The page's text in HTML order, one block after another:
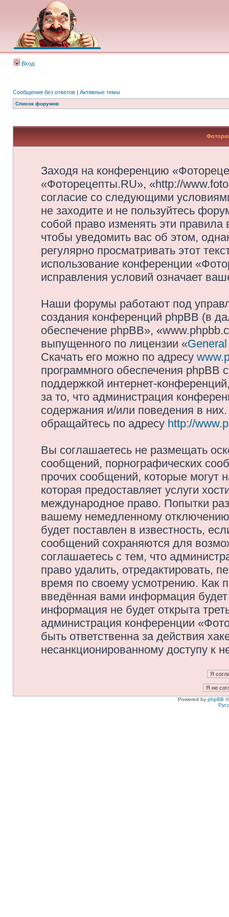
Вход
Сообщения без ответов | Активные темы
Список форумов
Заходя на конференцию
«Фоторецепты.RU», «http://
согласие со следующими
не заходите и не пользуйтесь
собой право изменять эти
чтобы уведомить вас об этом,
регулярно просматривать этот
использование конференции
исправления условий означает
Наши форумы работают под
создания конференций phpBB (в
обеспечение phpBB»,
выпущенного по лицензии «
Скачать его можно по адресу
программного обеспечения phpBB
поддержкой интернет-
за то, что администрация
содержания и/или поведения в
обращайтесь по адресу http://
Вы соглашаетесь не размещать
сообщений, порнографических
прочих сообщений, которые могут
которая предоставляет услуги
международное право. Попытки
вашему немедленному
будет поставлен в известность,
сообщений сохраняются для
соглашаетесь с тем, что
право удалить, отредактировать,
время по своему усмотрению. Как
введённая вами информация
информация не будет открыта
администрация конференции
быть ответственна за действия
несанкционированному доступу к
Powered by phpBB